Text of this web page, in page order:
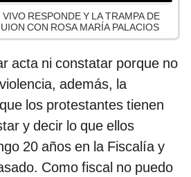
RESPONDE Y LA TRAMPA DE
CON ROSA MARÍA PALACIOS
acta ni constatar porque no
además, la
los protestantes tienen
y decir lo que ellos
20 años en la Fiscalía y
Como fiscal no puedo